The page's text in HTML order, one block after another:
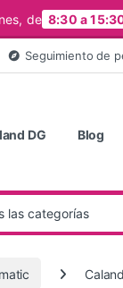
de 8:30 a
Seguimiento de
DG Blog